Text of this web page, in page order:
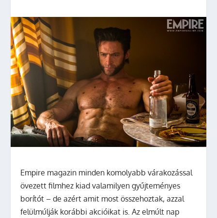
Empire magazin minden komolyabb várakozással
övezett filmhez kiad valamilyen gyűjteményes
borítót – de azért amit most összehoztak, azzal
felülmúlják korábbi akcióikat is. Az elmúlt nap